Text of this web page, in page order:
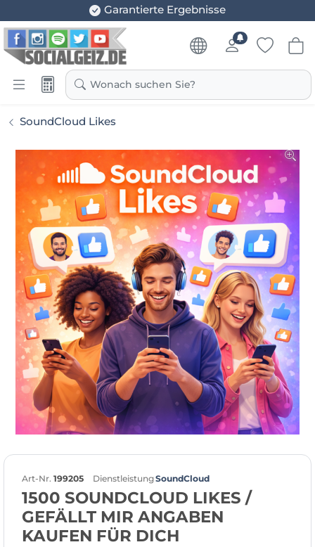
Garantierte Ergebnisse
Wonach suchen Sie?
SoundCloud Likes
Art-Nr. 199205 DienstleistungSoundCloud
1500 SOUNDCLOUD LIKES /
GEFÄLLT MIR ANGABEN
KAUFEN FÜR DICH